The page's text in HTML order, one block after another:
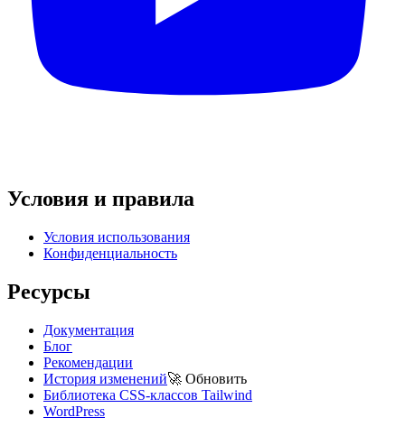
Условия и правила
Условия использования
Конфиденциальность
Ресурсы
Документация
Блог
Рекомендации
История изменений🚀 Обновить
Библиотека CSS-классов Tailwind
WordPress